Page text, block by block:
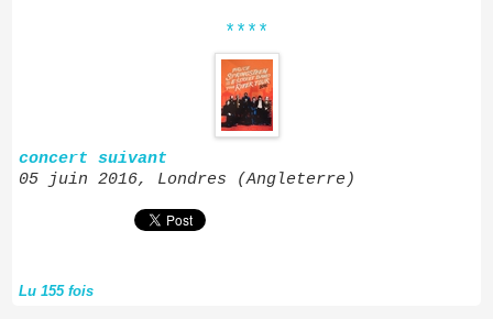
****
concert suivant
05 juin 2016, Londres (Angleterre)
Lu 155 fois